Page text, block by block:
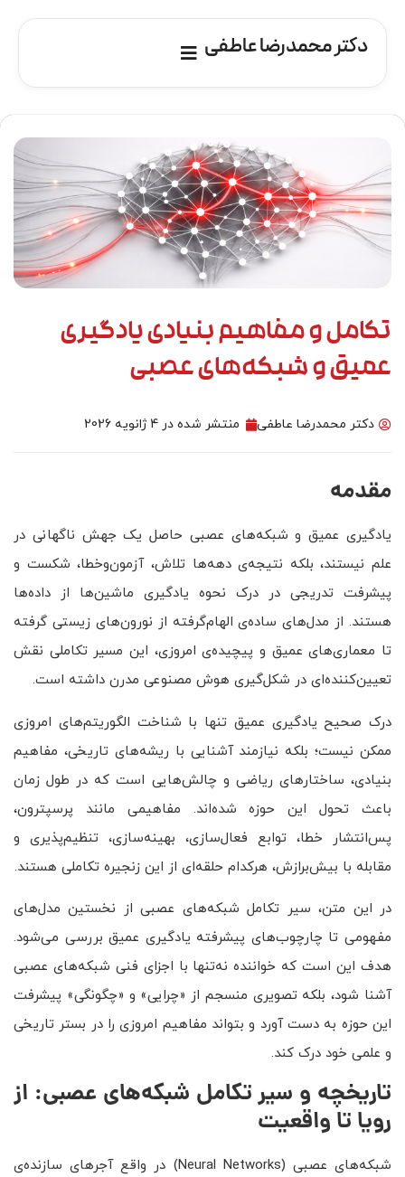
دکتر محمدرضا عاطفی
تکامل و مفاهیم بنیادی یادگیری
عمیق و شبکه‌های عصبی
دکتر محمدرضا عاطفی منتشر شده در 4 ژانویه 2026
مقدمه
یادگیری عمیق و شبکه‌های عصبی حاصل یک جهش ناگهانی در
علم نیستند، بلکه نتیجه‌ی دهه‌ها تلاش، آزمون‌وخطا، شکست و
پیشرفت تدریجی در درک نحوه یادگیری ماشین‌ها از داده‌ها
هستند. از مدل‌های ساده‌ی الهام‌گرفته از نورون‌های زیستی گرفته
تا معماری‌های عمیق و پیچیده‌ی امروزی، این مسیر تکاملی نقش
تعیین‌کننده‌ای در شکل‌گیری هوش مصنوعی مدرن داشته است.
درک صحیح یادگیری عمیق تنها با شناخت الگوریتم‌های امروزی
ممکن نیست؛ بلکه نیازمند آشنایی با ریشه‌های تاریخی، مفاهیم
بنیادی، ساختارهای ریاضی و چالش‌هایی است که در طول زمان
باعث تحول این حوزه شده‌اند. مفاهیمی مانند پرسپترون،
پس‌انتشار خطا، توابع فعال‌سازی، بهینه‌سازی، تنظیم‌پذیری و
مقابله با بیش‌برازش، هرکدام حلقه‌ای از این زنجیره تکاملی هستند.
در این متن، سیر تکامل شبکه‌های عصبی از نخستین مدل‌های
مفهومی تا چارچوب‌های پیشرفته یادگیری عمیق بررسی می‌شود.
هدف این است که خواننده نه‌تنها با اجزای فنی شبکه‌های عصبی
آشنا شود، بلکه تصویری منسجم از «چرایی» و «چگونگی» پیشرفت
این حوزه به دست آورد و بتواند مفاهیم امروزی را در بستر تاریخی
و علمی خود درک کند.
تاریخچه و سیر تکامل شبکه‌های عصبی: از
رویا تا واقعیت
شبکه‌های عصبی (Neural Networks) در واقع آجرهای سازنده‌ی